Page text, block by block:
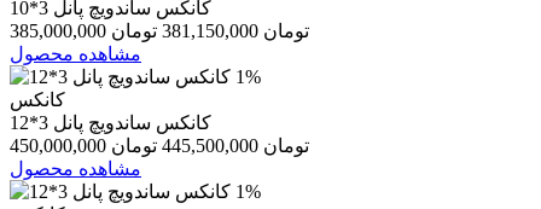
کانکس ساندویچ پانل 3*10
385,000,000 تومان 381,150,000 تومان
مشاهده محصول
1%
کانکس
کانکس ساندویچ پانل 3*12
450,000,000 تومان 445,500,000 تومان
مشاهده محصول
1%